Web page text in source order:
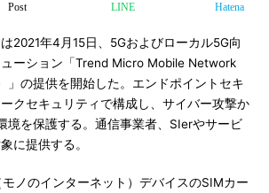
Post LINE Hatena
2021年4月15日、5Gおよびローカル5G向
ーション「Trend Micro Mobile Network
」の提供を開始した。エンドポイントセキ
クセキュリティで構成し、サイバー攻撃か
境を保護する。通信事業者、SIerやサービ
に提供する。
ノのインターネット）デバイスのSIMカー